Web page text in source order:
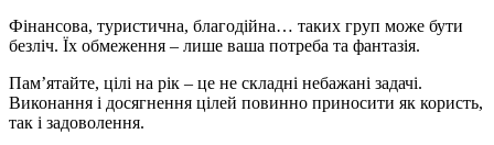
Фінансова, туристична, благодійна… таких груп може бути
безліч. Їх обмеження – лише ваша потреба та фантазія.
Пам’ятайте, цілі на рік – це не складні небажані задачі.
Виконання і досягнення цілей повинно приносити як користь,
так і задоволення.